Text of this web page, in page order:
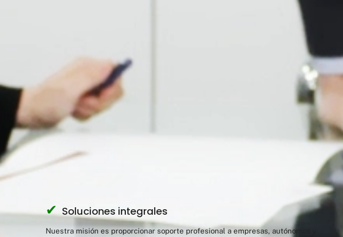
✔Soluciones integrales
Nuestra misión es proporcionar soporte profesional a empresas, autónomos y